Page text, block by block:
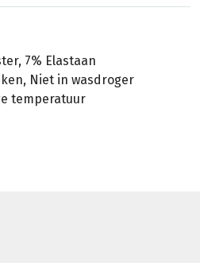
7% Elastaan
Niet in wasdroger
temperatuur